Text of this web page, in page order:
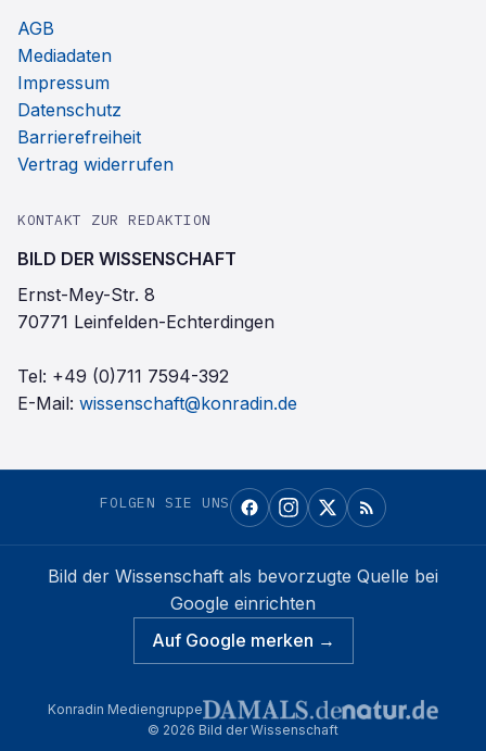
AGB
Mediadaten
Impressum
Datenschutz
Barrierefreiheit
Vertrag widerrufen
KONTAKT ZUR REDAKTION
BILD DER WISSENSCHAFT
Ernst-Mey-Str. 8
70771 Leinfelden-Echterdingen
Tel: +49 (0)711 7594-392
E-Mail: wissenschaft@konradin.de
FOLGEN SIE UNS
Bild der Wissenschaft als bevorzugte Quelle bei
Google einrichten
Auf Google merken →
Konradin Mediengruppe
© 2026 Bild der Wissenschaft